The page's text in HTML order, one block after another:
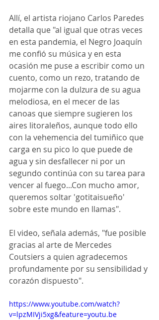
Allí, el artista riojano Carlos Paredes
detalla que "al igual que otras veces
en esta pandemia, el Negro Joaquín
me confió su música y en esta
ocasión me puse a escribir como un
cuento, como un rezo, tratando de
mojarme con la dulzura de su agua
melodiosa, en el mecer de las
canoas que siempre sugieren los
aires litoraleños, aunque todo ello
con la vehemencia del tumiñico que
carga en su pico lo que puede de
agua y sin desfallecer ni por un
segundo continúa con su tarea para
vencer al fuego...Con mucho amor,
queremos soltar 'gotitaisueño'
sobre este mundo en llamas".
El video, señala además, "fue posible
gracias al arte de Mercedes
Coutsiers a quien agradecemos
profundamente por su sensibilidad y
corazón dispuesto".
https://www.youtube.com/watch?
v=lpzMIVji5xg&feature=youtu.be